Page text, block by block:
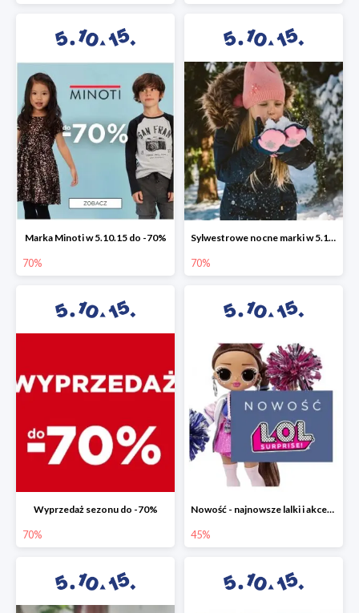
Marka Minoti w 5.10.15 do -70%
70%
Sylwestrowe nocne marki w 5.10.15 do -70%
70%
Wyprzedaż sezonu do -70%
70%
Nowość - najnowsze lalki i akcesoria L.O.L. w 5.10.15 do -45%
45%